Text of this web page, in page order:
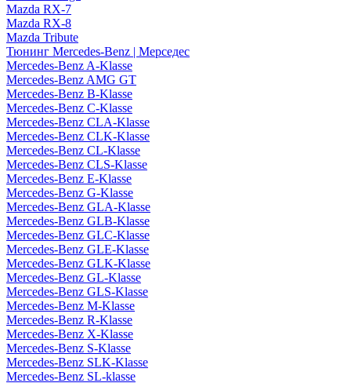
Mazda RX-7
Mazda RX-8
Mazda Tribute
Тюнинг Mercedes-Benz | Мерседес
Mercedes-Benz A-Klasse
Mercedes-Benz AMG GT
Mercedes-Benz B-Klasse
Mercedes-Benz C-Klasse
Mercedes-Benz CLA-Klasse
Mercedes-Benz CLK-Klasse
Mercedes-Benz CL-Klasse
Mercedes-Benz CLS-Klasse
Mercedes-Benz E-Klasse
Mercedes-Benz G-Klasse
Mercedes-Benz GLA-Klasse
Mercedes-Benz GLB-Klasse
Mercedes-Benz GLC-Klasse
Mercedes-Benz GLE-Klasse
Mercedes-Benz GLK-Klasse
Mercedes-Benz GL-Klasse
Mercedes-Benz GLS-Klasse
Mercedes-Benz M-Klasse
Mercedes-Benz R-Klasse
Mercedes-Benz X-Klasse
Mercedes-Benz S-Klasse
Mercedes-Benz SLK-Klasse
Mercedes-Benz SL-klasse